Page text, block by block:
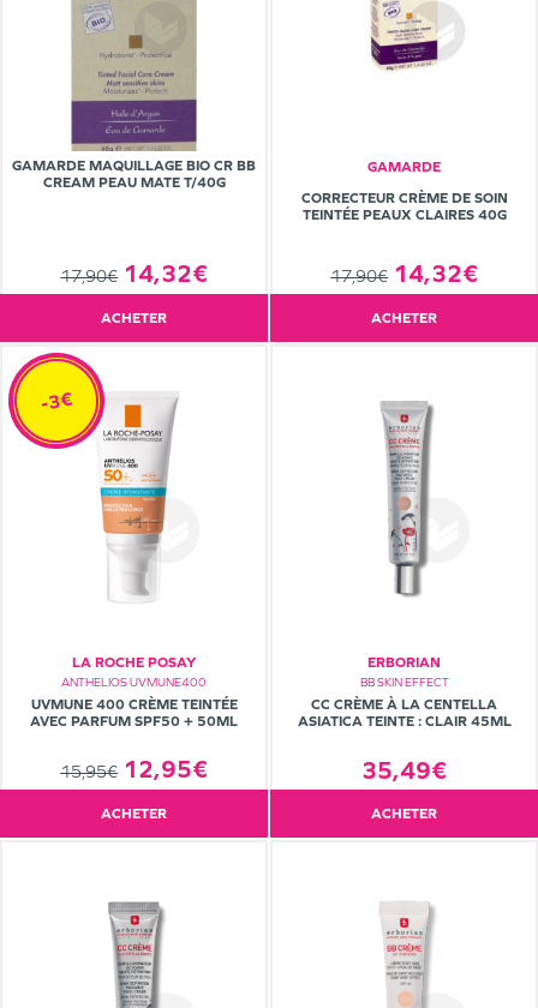
GAMARDE MAQUILLAGE BIO CR BB
CREAM PEAU MATE T/40G
17,90€ 14,32€
ACHETER
GAMARDE
CORRECTEUR CRÈME DE SOIN
TEINTÉE PEAUX CLAIRES 40G
17,90€ 14,32€
ACHETER
LA ROCHE POSAY
ANTHELIOS UVMUNE400
UVMUNE 400 CRÈME TEINTÉE
AVEC PARFUM SPF50 + 50ML
15,95€ 12,95€
-3€
ACHETER
ERBORIAN
BB SKIN EFFECT
CC CRÈME À LA CENTELLA
ASIATICA TEINTE : CLAIR 45ML
35,49€
ACHETER